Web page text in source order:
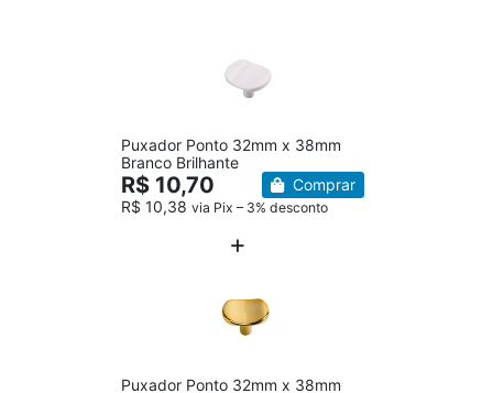
Puxador Ponto 32mm x 38mm
Branco Brilhante
R$ 10,70
R$ 10,38 via Pix – 3% desconto
Comprar
Puxador Ponto 32mm x 38mm